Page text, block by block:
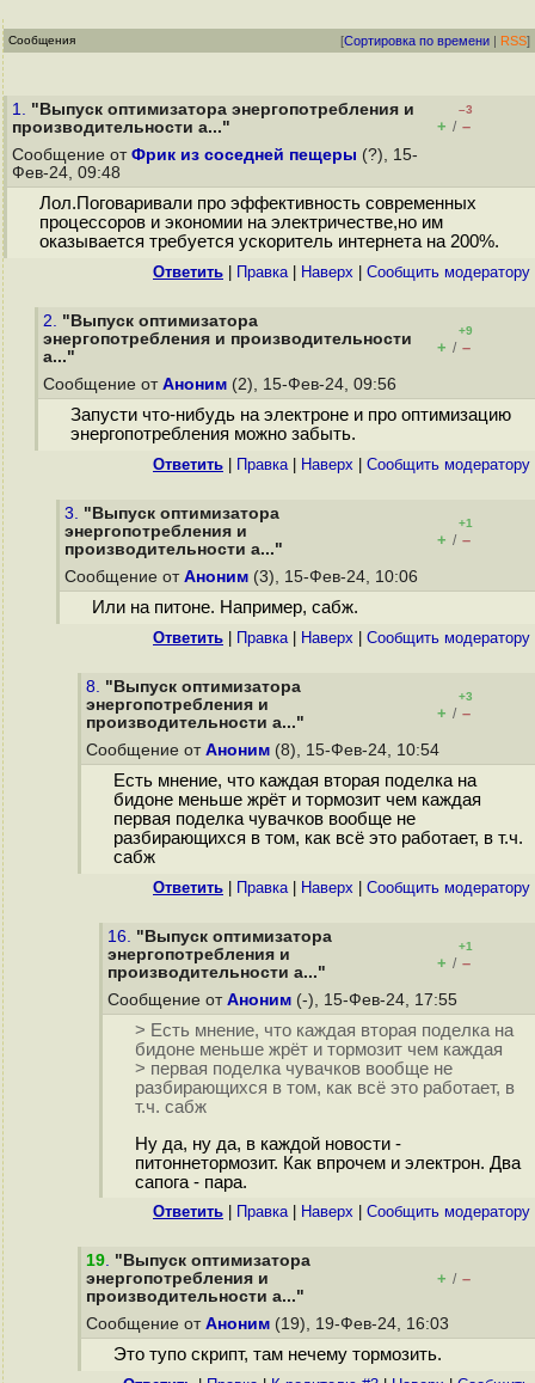
Сообщения [Сортировка по времени | RSS]
1. "Выпуск оптимизатора энергопотребления и
производительности a..."
–3
+ / –
Сообщение от Фрик из соседней пещеры (?), 15-
Фев-24, 09:48
Лол.Поговаривали про эффективность современных
процессоров и экономии на электричестве,но им
оказывается требуется ускоритель интернета на 200%.
Ответить Правка| Наверх Cообщить модератору
2. "Выпуск оптимизатора
энергопотребления и производительности
a..."
+9
+ / –
Сообщение от Аноним (2), 15-Фев-24, 09:56
Запусти что-нибудь на электроне и про оптимизацию
энергопотребления можно забыть.
Ответить Правка| Наверх Cообщить модератору
3. "Выпуск оптимизатора
энергопотребления и
производительности a..."
+1
+ / –
Сообщение от Аноним (3), 15-Фев-24, 10:06
Или на питоне. Например, сабж.
Ответить Правка| Наверх Cообщить модератору
8. "Выпуск оптимизатора
энергопотребления и
производительности a..."
+3
+ / –
Сообщение от Аноним (8), 15-Фев-24, 10:54
Есть мнение, что каждая вторая поделка на
бидоне меньше жрёт и тормозит чем каждая
первая поделка чувачков вообще не
разбирающихся в том, как всё это работает, в т.ч.
сабж
Ответить Правка| Наверх Cообщить модератору
16. "Выпуск оптимизатора
энергопотребления и
производительности a..."
+1
+ / –
Сообщение от Аноним (-), 15-Фев-24, 17:55
> Есть мнение, что каждая вторая поделка на
бидоне меньше жрёт и тормозит чем каждая
> первая поделка чувачков вообще не
разбирающихся в том, как всё это работает, в
т.ч. сабж
Ну да, ну да, в каждой новости -
питоннетормозит. Как впрочем и электрон. Два
сапога - пара.
Ответить Правка| Наверх Cообщить модератору
19. "Выпуск оптимизатора
энергопотребления и
производительности a..."
+ / –
Сообщение от Аноним (19), 19-Фев-24, 16:03
Это тупо скрипт, там нечему тормозить.